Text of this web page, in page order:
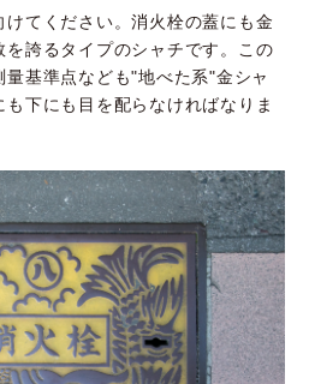
てください。消火栓の蓋にも金
誇るタイプのシャチです。この
基準点なども"地べた系"金シャ
下にも目を配らなければなりま